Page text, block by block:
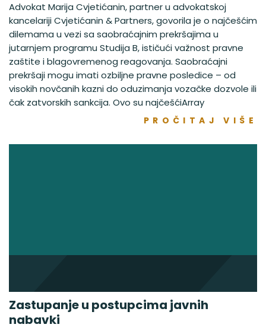
Advokat Marija Cvjetićanin, partner u advokatskoj
kancelariji Cvjetićanin & Partners, govorila je o najčešćim
dilemama u vezi sa saobraćajnim prekršajima u
jutarnjem programu Studija B, ističući važnost pravne
zaštite i blagovremenog reagovanja. Saobraćajni
prekršaji mogu imati ozbiljne pravne posledice – od
visokih novčanih kazni do oduzimanja vozačke dozvole ili
čak zatvorskih sankcija. Ovo su najčešćiArray
PROČITAJ VIŠE
Zastupanje u postupcima javnih
nabavki